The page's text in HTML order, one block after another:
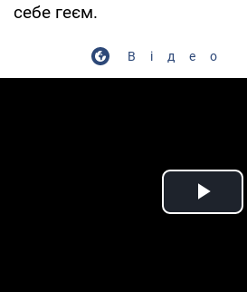
себе геєм.
Відео